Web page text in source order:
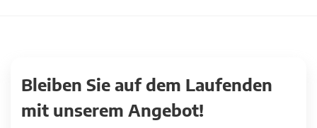
Bleiben Sie auf dem Laufenden
mit unserem Angebot!